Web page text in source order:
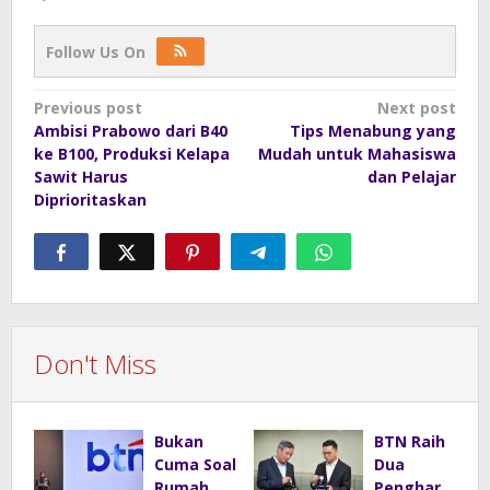
Follow Us On
Post
navigation
Previous post
Ambisi Prabowo dari B40
ke B100, Produksi Kelapa
Sawit Harus
Diprioritaskan
Next post
Tips Menabung yang
Mudah untuk Mahasiswa
dan Pelajar
Don't Miss
Bukan
Cuma Soal
BTN Raih
Dua